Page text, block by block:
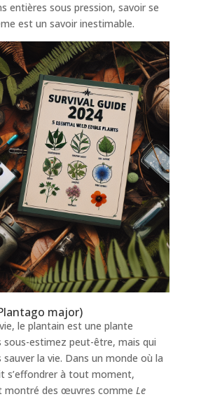
entières sous pression, savoir se
est un savoir inestimable.
major)
le plantain est une plante
sous-estimez peut-être, mais qui
la vie. Dans un monde où la
s’effondrer à tout moment,
montré des œuvres comme Le